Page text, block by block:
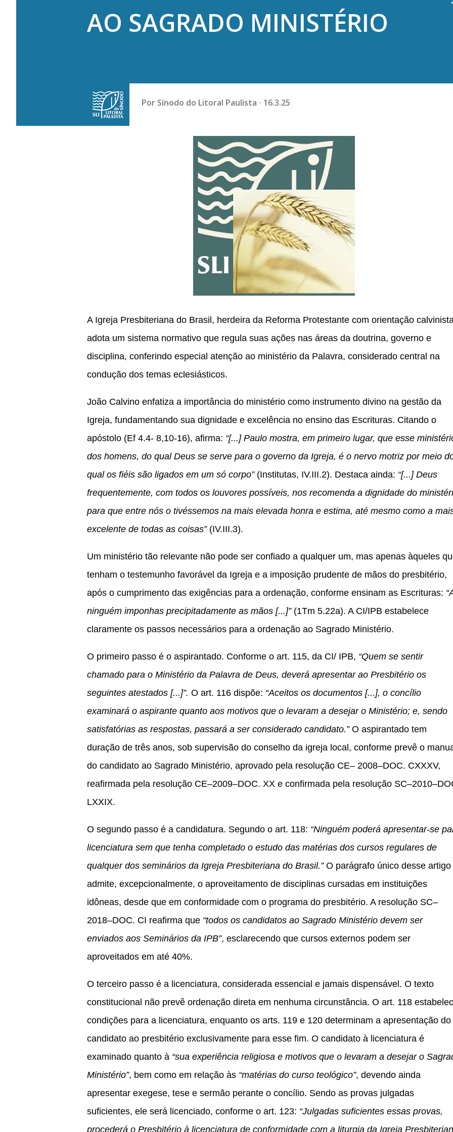
AO SAGRADO MINISTÉRIO
Por Sínodo do Litoral Paulista 16.3.25
A Igreja Presbiteriana do Brasil, herdeira da Reforma Protestante com orientação
adota um sistema normativo que regula suas ações nas áreas da doutrina, governo e
disciplina, conferindo especial atenção ao ministério da Palavra, considerado central na
condução dos temas eclesiásticos.
João Calvino enfatiza a importância do ministério como instrumento divino na gestão da
Igreja, fundamentando sua dignidade e excelência no ensino das Escrituras. Citando o
apóstolo (Ef 4.4- 8,10-16), afirma: “[...] Paulo mostra, em primeiro lugar, que esse
dos homens, do qual Deus se serve para o governo da Igreja, é o nervo motriz por meio
qual os fiéis são ligados em um só corpo”(Institutas, IV.III.2). Destaca ainda: “[...] Deus
frequentemente, com todos os louvores possíveis, nos recomenda a dignidade do
para que entre nós o tivéssemos na mais elevada honra e estima, até mesmo como a
excelente de todas as coisas”(IV.III.3).
Um ministério tão relevante não pode ser confiado a qualquer um, mas apenas àqueles
tenham o testemunho favorável da Igreja e a imposição prudente de mãos do presbitério,
após o cumprimento das exigências para a ordenação, conforme ensinam as Escrituras:
ninguém imponhas precipitadamente as mãos [...]”(1Tm 5.22a). A CI/IPB estabelece
claramente os passos necessários para a ordenação ao Sagrado Ministério.
O primeiro passo é o aspirantado. Conforme o art. 115, da CI/ IPB, “Quem se sentir
chamado para o Ministério da Palavra de Deus, deverá apresentar ao Presbitério os
seguintes atestados [...]”. O art. 116 dispõe: “Aceitos os documentos [...], o concílio
examinará o aspirante quanto aos motivos que o levaram a desejar o Ministério; e, sendo
satisfatórias as respostas, passará a ser considerado candidato.”O aspirantado tem
duração de três anos, sob supervisão do conselho da igreja local, conforme prevê o
do candidato ao Sagrado Ministério, aprovado pela resolução CE– 2008–DOC. CXXXV,
reafirmada pela resolução CE–2009–DOC. XX e confirmada pela resolução
LXXIX.
O segundo passo é a candidatura. Segundo o art. 118: “Ninguém poderá apresentar-se
licenciatura sem que tenha completado o estudo das matérias dos cursos regulares de
qualquer dos seminários da Igreja Presbiteriana do Brasil.”O parágrafo único desse artigo
admite, excepcionalmente, o aproveitamento de disciplinas cursadas em instituições
idôneas, desde que em conformidade com o programa do presbitério. A resolução SC–
2018–DOC. CI reafirma que “todos os candidatos ao Sagrado Ministério devem ser
enviados aos Seminários da IPB”, esclarecendo que cursos externos podem ser
aproveitados em até 40%.
O terceiro passo é a licenciatura, considerada essencial e jamais dispensável. O texto
constitucional não prevê ordenação direta em nenhuma circunstância. O art. 118
condições para a licenciatura, enquanto os arts. 119 e 120 determinam a apresentação do
candidato ao presbitério exclusivamente para esse fim. O candidato à licenciatura é
examinado quanto à “sua experiência religiosa e motivos que o levaram a desejar o
Ministério”, bem como em relação às “matérias do curso teológico”, devendo ainda
apresentar exegese, tese e sermão perante o concílio. Sendo as provas julgadas
suficientes, ele será licenciado, conforme o art. 123: “Julgadas suficientes essas provas,
procederá o Presbitério à licenciatura de conformidade com a liturgia da Igreja